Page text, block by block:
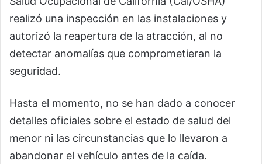
realizó una inspección en las instalaciones y
autorizó la reapertura de la atracción, al no
detectar anomalías que comprometieran la
seguridad.
Hasta el momento, no se han dado a conocer
detalles oficiales sobre el estado de salud del
menor ni las circunstancias que lo llevaron a
abandonar el vehículo antes de la caída.